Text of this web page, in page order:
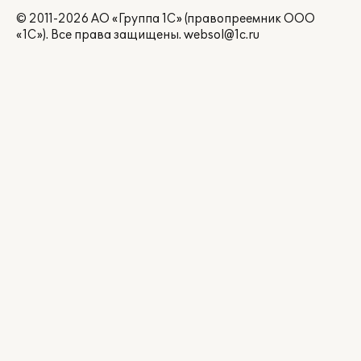
© 2011-2026 АО «Группа 1С» (правопреемник ООО
«1С»). Все права защищены. websol@1c.ru